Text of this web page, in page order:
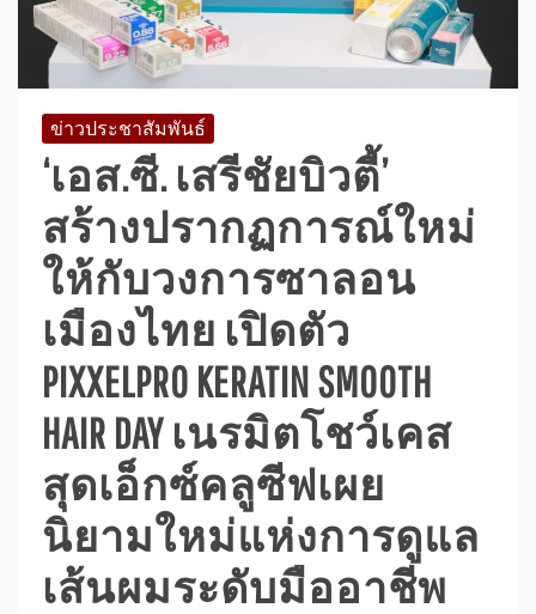
ข่าวประชาสัมพันธ์
‘เอส.ซี. เสรีชัยบิวตี้’
สร้างปรากฏการณ์ใหม่
ให้กับวงการซาลอน
เมืองไทย เปิดตัว
PIXXELPRO KERATIN SMOOTH
HAIR DAY เนรมิตโชว์เคส
สุดเอ็กซ์คลูซีฟเผย
นิยามใหม่แห่งการดูแล
เส้นผมระดับมืออาชีพ